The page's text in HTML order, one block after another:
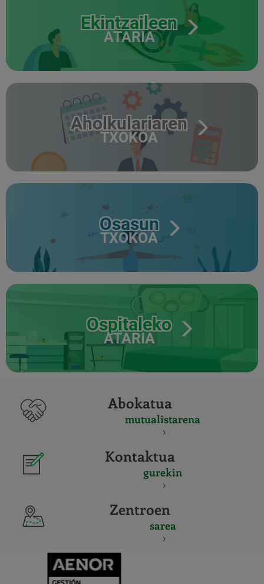
Ekintzaileen
ATARIA
Aholkulariaren
TXOKOA
Osasun
TXOKOA
Ospitaleko
ATARIA
Abokatua
mutualistarena
Kontaktua
gurekin
Zentroen
sarea